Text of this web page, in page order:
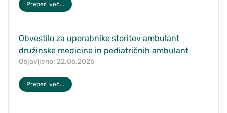
Preberi več...
Obvestilo za uporabnike storitev ambulant
družinske medicine in pediatričnih ambulant
Objavljeno: 22.06.2026
Preberi več...